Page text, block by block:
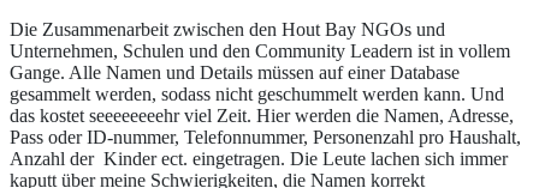
Die Zusammenarbeit zwischen den Hout Bay NGOs und
Unternehmen, Schulen und den Community Leadern ist in vollem
Gange. Alle Namen und Details müssen auf einer Database
gesammelt werden, sodass nicht geschummelt werden kann. Und
das kostet seeeeeeeehr viel Zeit. Hier werden die Namen, Adresse,
Pass oder ID-nummer, Telefonnummer, Personenzahl pro Haushalt,
Anzahl der Kinder ect. eingetragen. Die Leute lachen sich immer
kaputt über meine Schwierigkeiten, die Namen korrekt